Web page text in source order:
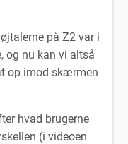
på Z2 var i
og nu kan vi altså
op imod skærmen
hvad brugerne
(i videoen